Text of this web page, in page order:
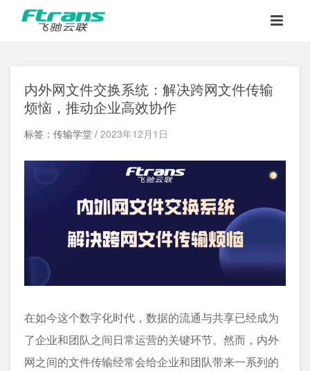
内外网文件交换系统：解决跨网文件传输
烦恼，推动企业高效协作
标签：传输学堂 / 2023年12月1日
在如今这个数字化时代，数据的流通与共享已经成为
了企业和团队之间日常运营的关键环节。然而，内外
网之间的文件传输经常会给企业和团队带来一系列的